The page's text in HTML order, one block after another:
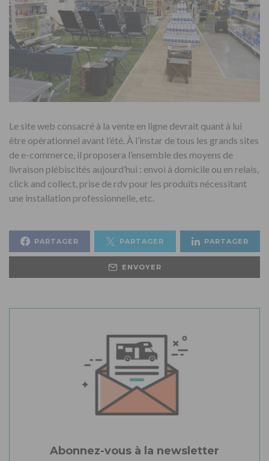
Le site web consacré à la vente en ligne devrait quant à lui
être opérationnel avant l’été. À l’instar de tous les grands sites
de e-commerce, il proposera l’ensemble des moyens de
livraison plébiscités aujourd’hui : envoi à domicile ou en relais,
click and collect, prise de rdv pour les produits nécessitant
une installation professionnelle, etc.
PARTAGER PARTAGER PARTAGER
ENVOYER
Abonnez-vous à la newsletter